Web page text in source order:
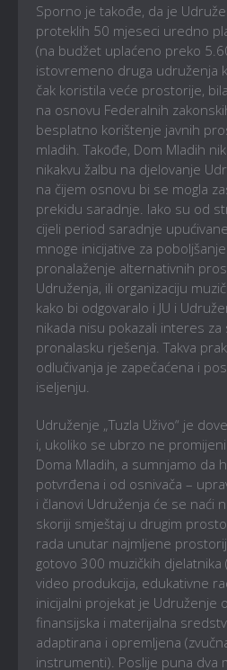
Sporno je takođe, da je
proteklih 50 mjeseci uredno
(na budžet uplaćeno preko
istovremeno druga udruženja
čak koristila veće prostorije,
na osnovu Federalnih
besplatno korištenje javnih
mladih. Takođe, Dom Mladih
nikakvu žalbu na djelovanje
na čijem osnovu bi se mogla
prekidu saradnje. Iako su od
cijeli period saradnje
mnoge inicijative za
pronalaženje alternativnih
Udruženja, ili organizaciju
kako bi odgovaralo i JU i
nikada nisu pokazali interes za
pronalasku rješenja. Takva
odlučivanja je zapečaćena i
iseljenju.
Udruženje „Tuzla Uživo“ je
i, ukoliko se ubrzo ne
Doma Mladih, a sumnjamo da
potvrđena i od osnivača –
i članovi Udruženja će se naći
skoriji smještaj u drugim
rada unutar najmljene
gotovo 300 muzičkih djelatnika
video produkcija, edukativne
inicijalni projekat je Udruženje
finansijska i materijalna
adaptirana i opremljena
instrumenti). Poslije puna dva